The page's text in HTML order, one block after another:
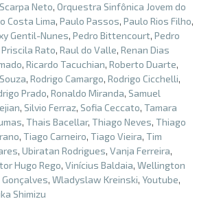
Neto, Orquestra Sinfônica Jovem do
Costa Lima, Paulo Passos, Paulo Rios Filho,
Gentil-Nunes, Pedro Bittencourt, Pedro
Priscila Rato, Raul do Valle, Renan Dias
, Ricardo Tacuchian, Roberto Duarte,
, Rodrigo Camargo, Rodrigo Cicchelli,
Prado, Ronaldo Miranda, Samuel
, Silvio Ferraz, Sofia Ceccato, Tamara
, Thais Bacellar, Thiago Neves, Thiago
, Tiago Carneiro, Tiago Vieira, Tim
, Ubiratan Rodrigues, Vanja Ferreira,
Hugo Rego, Vinícius Baldaia, Wellington
, Wladyslaw Kreinski, Youtube,
Shimizu